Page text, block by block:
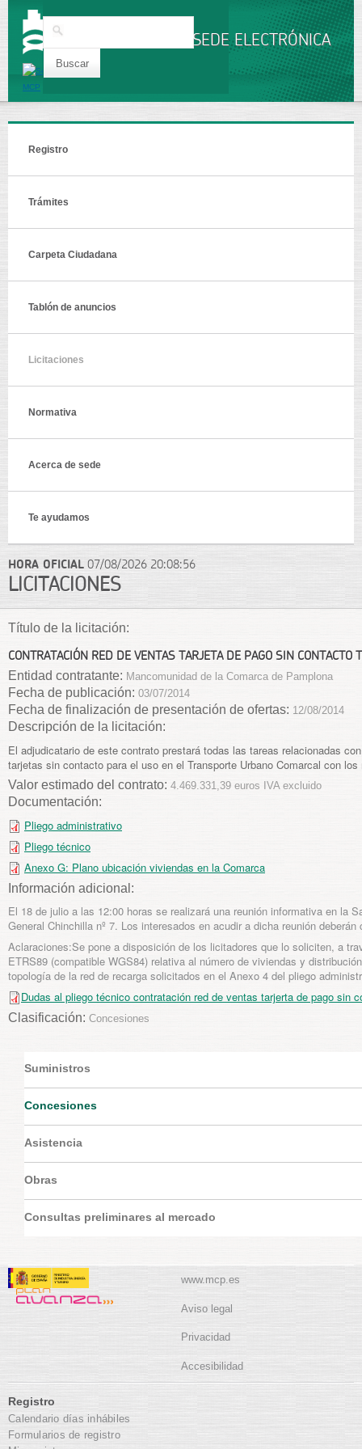
Buscar
SEDE ELECTRÓNICA
Registro
Trámites
Carpeta Ciudadana
Tablón de anuncios
Licitaciones
Normativa
Acerca de sede
Te ayudamos
HORA OFICIAL 07/08/2026 20:08:56
LICITACIONES
Título de la licitación:
CONTRATACIÓN RED DE VENTAS TARJETA DE PAGO SIN CONTACTO
Entidad contratante: Mancomunidad de la Comarca de Pamplona
Fecha de publicación: 03/07/2014
Fecha de finalización de presentación de ofertas: 12/08/2014
Descripción de la licitación:
El adjudicatario de este contrato prestará todas las tareas relacionadas
tarjetas sin contacto para el uso en el Transporte Urbano Comarcal con
Valor estimado del contrato: 4.469.331,39 euros IVA excluido
Documentación:
Pliego administrativo
Pliego técnico
Anexo G: Plano ubicación viviendas en la Comarca
Información adicional:
El 18 de julio a las 12:00 horas se realizará una reunión informativa en la
General Chinchilla nº 7. Los interesados en acudir a dicha reunión
Aclaraciones:Se pone a disposición de los licitadores que lo soliciten, a
ETRS89 (compatible WGS84) relativa al número de viviendas y
topología de la red de recarga solicitados en el Anexo 4 del pliego
Dudas al pliego técnico contratación red de ventas tarjerta de pago sin
Clasificación: Concesiones
Suministros
Concesiones
Asistencia
Obras
Consultas preliminares al mercado
www.mcp.es
Aviso legal
Privacidad
Accesibilidad
Registro
Calendario días inhábiles
Formularios de registro